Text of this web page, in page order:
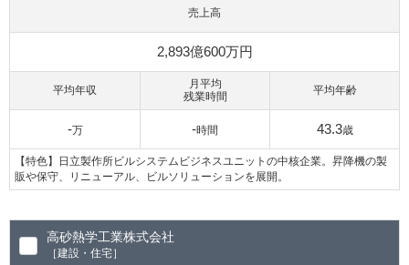
売上高
2,893億600万円
平均年収
-万
月平均
残業時間
-時間
平均年齢
43.3歳
【特色】日立製作所ビルシステムビジネスユニットの中核企業。昇降機の製
販や保守、リニューアル、ビルソリューションを展開。
高砂熱学工業株式会社
［建設・住宅］